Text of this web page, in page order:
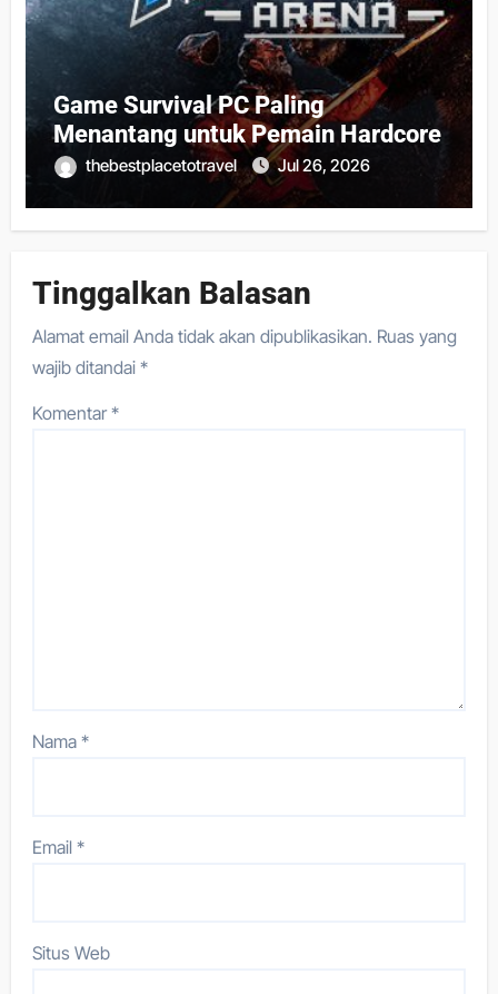
Game Survival PC Paling
Menantang untuk Pemain Hardcore
thebestplacetotravel Jul 26, 2026
Tinggalkan Balasan
Alamat email Anda tidak akan dipublikasikan. Ruas yang
wajib ditandai*
Komentar*
Nama*
Email*
Situs Web